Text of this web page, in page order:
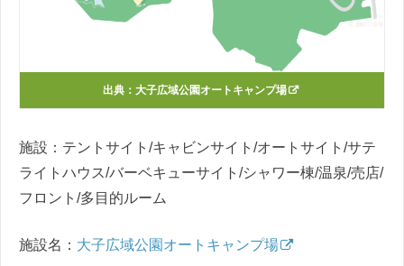
出典： 大子広域公園オートキャンプ場
施設：テントサイト/キャビンサイト/オートサイト/サテ
ライトハウス/バーベキューサイト/シャワー棟/温泉/売店/
フロント/多目的ルーム
施設名： 大子広域公園オートキャンプ場